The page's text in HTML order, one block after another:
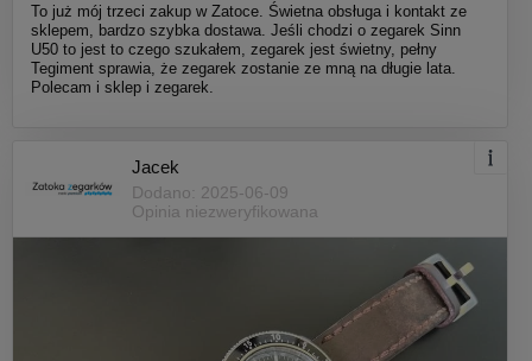
To już mój trzeci zakup w Zatoce. Świetna obsługa i kontakt ze
sklepem, bardzo szybka dostawa. Jeśli chodzi o zegarek Sinn
U50 to jest to czego szukałem, zegarek jest świetny, pełny
Tegiment sprawia, że zegarek zostanie ze mną na długie lata.
Polecam i sklep i zegarek.
Jacek
Dodano: 2025-06-09
Opinia niezweryfikowana